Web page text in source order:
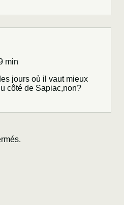
min
jours où il vaut mieux
côté de Sapiac,non?